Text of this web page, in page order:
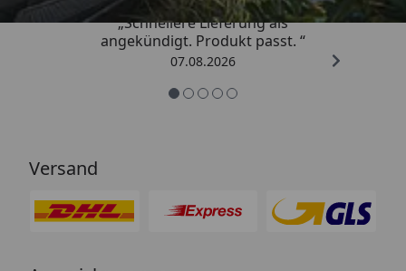
„Schnellere Lieferung als
angekündigt. Produkt passt. “
07.08.2026
Versand